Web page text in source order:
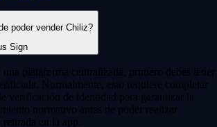
poder vender Chiliz?
plataforma centralizada, primero debes tener
Normalmente, esto requiere completar
verificación de identidad para garantizar la
normativo antes de poder realizar
en la app.